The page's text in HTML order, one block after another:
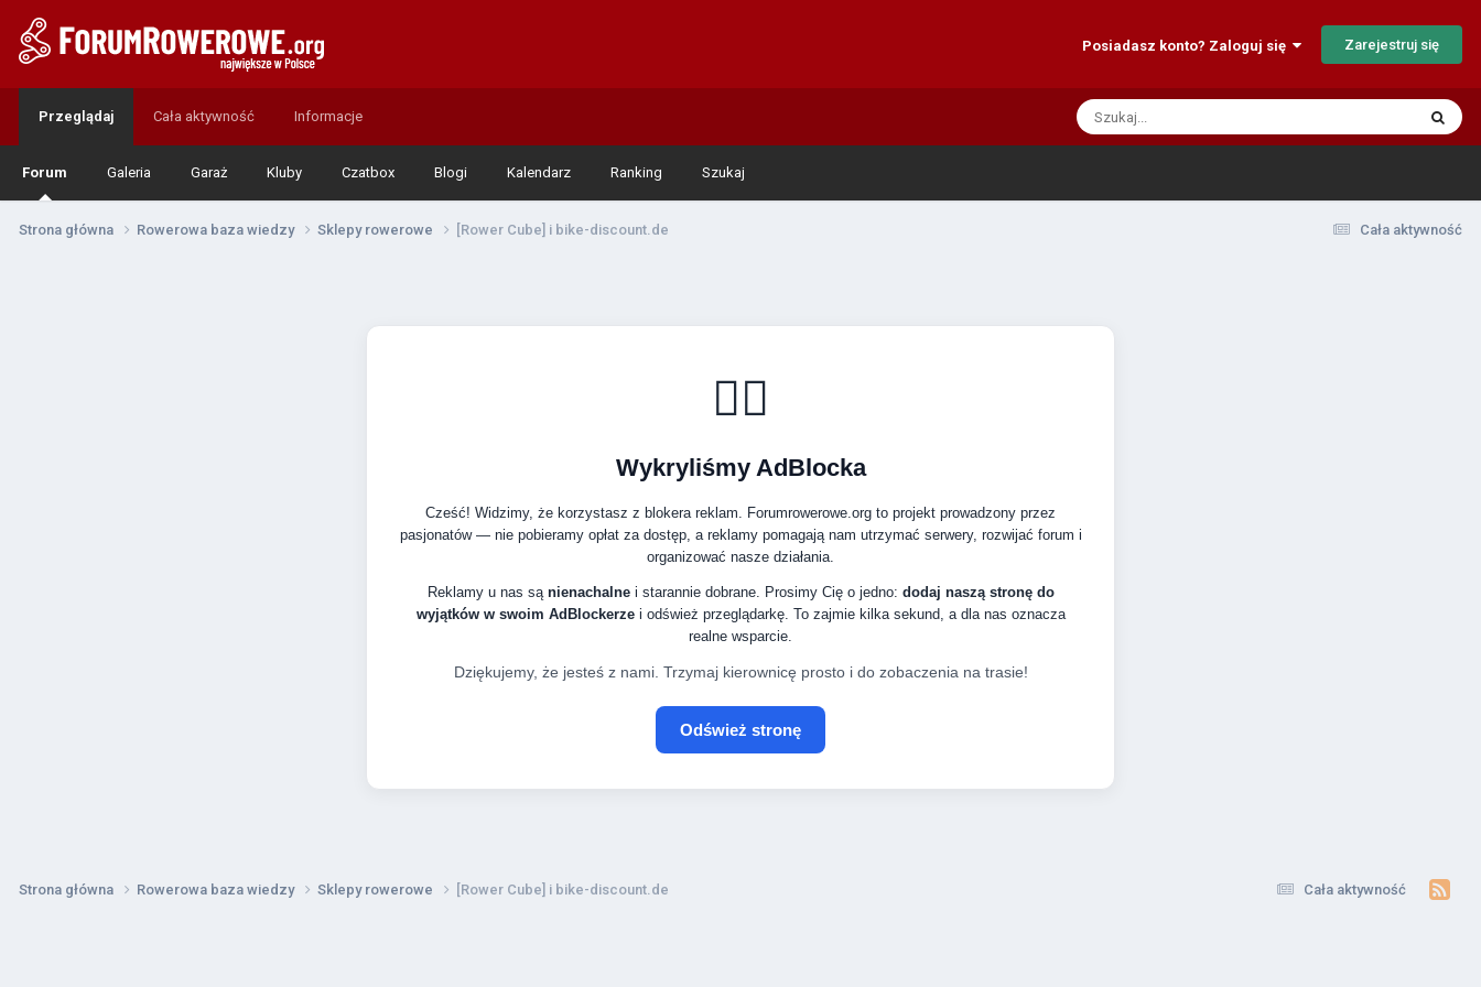
Posiadasz konto? Zaloguj się Zarejestruj się
Przeglądaj
Forum Galeria Garaż Kluby Czatbox Blogi Kalendarz Ranking Szukaj
Cała aktywność Informacje
Cała aktywność
Strona główna Rowerowa baza wiedzy Sklepy rowerowe [Rower Cube] i bike-discount.de
🚴‍♂️
Wykryliśmy AdBlocka
Cześć! Widzimy, że korzystasz z blokera reklam. Forumrowerowe.org to projekt prowadzony przez
pasjonatów — nie pobieramy opłat za dostęp, a reklamy pomagają nam utrzymać serwery, rozwijać forum i
organizować nasze działania.
Reklamy u nas są nienachalnei starannie dobrane. Prosimy Cię o jedno: dodaj naszą stronę do
wyjątków w swoim AdBlockerzei odśwież przeglądarkę. To zajmie kilka sekund, a dla nas oznacza
realne wsparcie.
Dziękujemy, że jesteś z nami. Trzymaj kierownicę prosto i do zobaczenia na trasie!
Odśwież stronę
Cała aktywność
Strona główna Rowerowa baza wiedzy Sklepy rowerowe [Rower Cube] i bike-discount.de